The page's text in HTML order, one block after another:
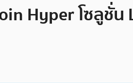
Hyper โซลูชั่